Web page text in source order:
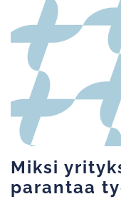
Miksi
parantaa